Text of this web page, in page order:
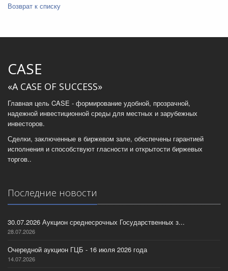
Возврат к списку
CASE
«A CASE OF SUCCESS»
Главная цель CASE - формирование удобной, прозрачной,
надежной инвестиционной среды для местных и зарубежных
инвесторов.
Сделки, заключенные в биржевом зале, обеспечены гарантией
исполнения и способствуют гласности и открытости биржевых
торгов..
Последние новости
30.07.2026 Аукцион среднесрочных Государственных з...
28.07.2026
Очередной аукцион ГЦБ - 16 июля 2026 года
14.07.2026